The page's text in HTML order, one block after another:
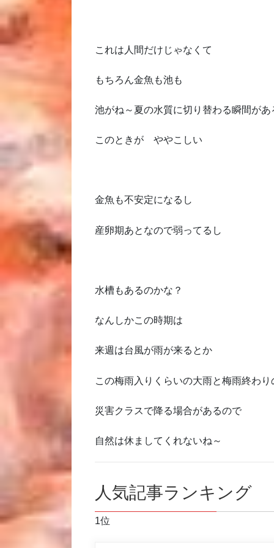
これは人間だけじゃなくて
もちろん金魚も池も
池がね～夏の水質に切り替わる瞬間があ
このときが ややこしい
金魚も不安定になるし
産卵期あとなので弱ってるし
水槽もあるのかな？
なんしかこの時期は
来週は台風が雨が来るとか
この梅雨入りくらいの大雨と梅雨終わり
災害クラスで降る場合があるので
自然は休ましてくれないね～
人気記事ランキング
1位